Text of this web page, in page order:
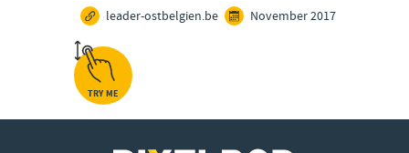
leader-ostbelgien.be November 2017
TRY ME